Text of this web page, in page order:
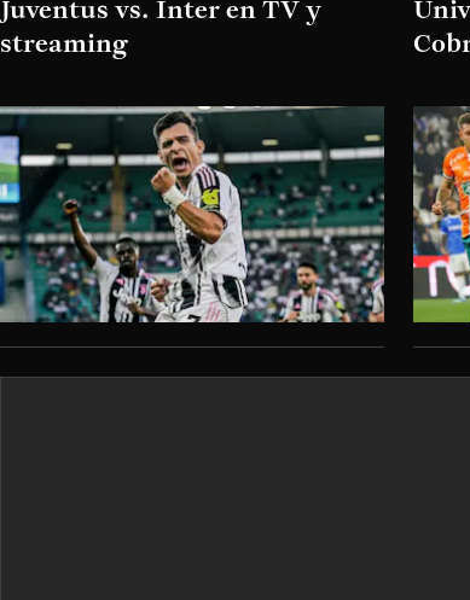
Juventus vs. Inter en TV y
streaming